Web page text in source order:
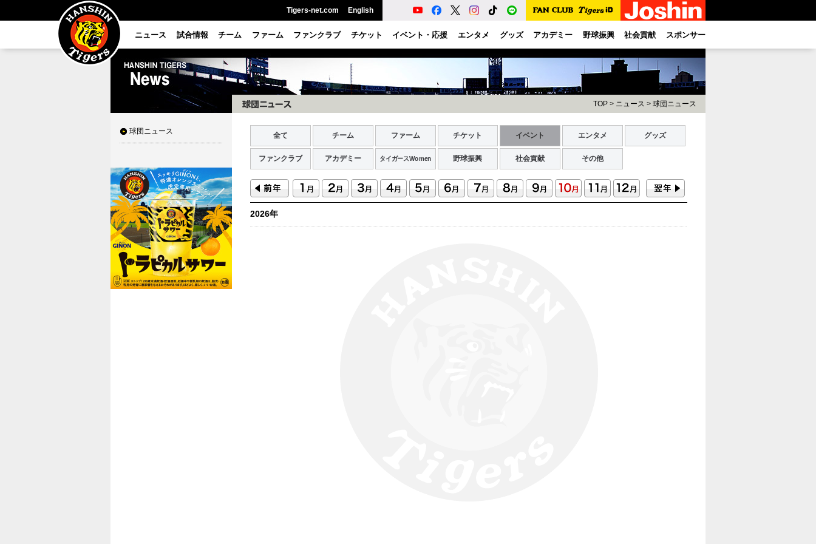
Tigers-net.com English
ニュース 試合情報 チーム ファーム ファンクラブ チケット イベント・応援 エンタメ グッズ アカデミー 野球振興 社会貢献 スポンサー
球団ニュース
TOP > ニュース > 球団ニュース
全て チーム ファーム チケット イベント エンタメ グッズ
ファンクラブ アカデミー タイガースWomen 野球振興 社会貢献 その他
2026年